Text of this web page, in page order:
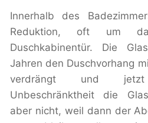
Innerhalb des
Reduktion, oft um
Duschkabinentür. Die
Jahren den Duschvorhang
verdrängt und
Unbeschränktheit die
aber nicht, weil dann der